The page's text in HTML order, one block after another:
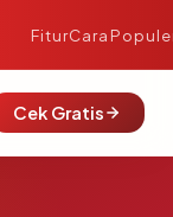
FiturCara
Cek Gratis